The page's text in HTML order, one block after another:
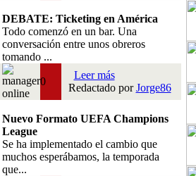
DEBATE: Ticketing en América
Todo comenzó en un bar. Una
conversación entre unos obreros
tomando ...
0
Leer más
Redactado porJorge86
Nuevo Formato UEFA Champions
League
Se ha implementado el cambio que
muchos esperábamos, la temporada
que...